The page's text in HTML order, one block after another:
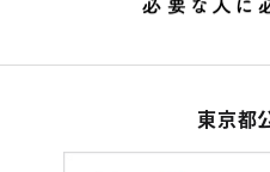
東京都